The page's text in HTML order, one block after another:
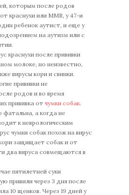
которым после родов
краснухи или MMR, у 47-и
ребенок аутист, и еще у
на аутизм или с
краснухи после прививки
молоке, но неизвестно,
вирусы кори и свинки.
прививки не
родов и во время
прививка от чумки собак.
фатальна, а когда не
к неврологическим
чумки собак похож на вирус
защищает собак и от
два вируса совмещаются в
пятилетней суки
привили через 3 дня после
10 щенков. Через 19 дней у